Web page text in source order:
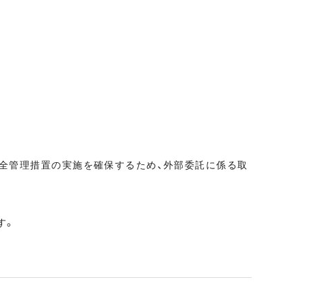
理措置の実施を確保するため、外部委託に係る取